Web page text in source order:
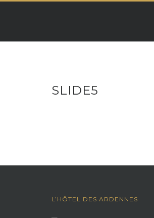
SLIDE5
L’HÔTEL DES ARDENNES